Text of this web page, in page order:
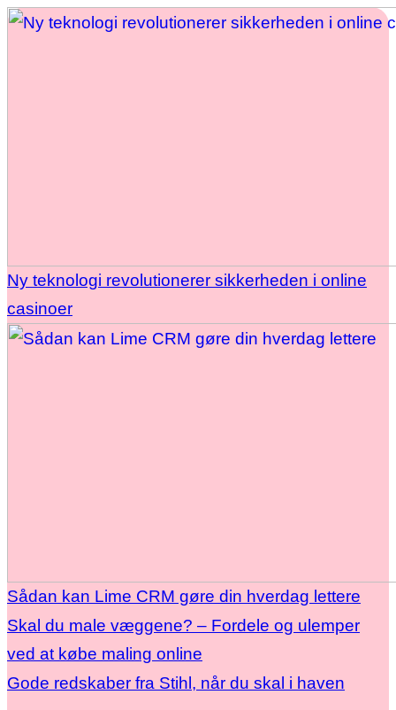
Ny teknologi revolutionerer sikkerheden i online
casinoer
Sådan kan Lime CRM gøre din hverdag lettere
Skal du male væggene? – Fordele og ulemper
ved at købe maling online
Gode redskaber fra Stihl, når du skal i haven